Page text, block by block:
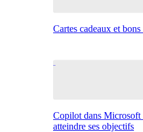
Cartes cadeaux et
Copilot dans Microsoft
atteindre ses objectifs